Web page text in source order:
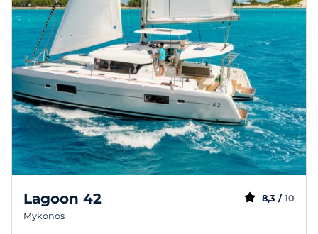
Lagoon 42
Mykonos
8,3 / 10